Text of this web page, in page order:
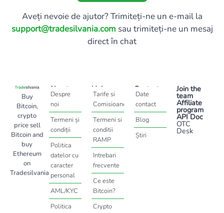
Aveți nevoie de ajutor? Trimiteți-ne un e-mail la
support@tradesilvania.com sau trimiteți-ne un mesaj
direct în chat
Buy
Bitcoin,
crypto
price sell
Bitcoin and
buy
Ethereum
on
Tradesilvania
About
Despre
noi
Termeni și
condiții
Politica
datelor cu
caracter
personal
AML/KYC
Politica
Help
Tarife si
Comisioane
Termeni si
conditii
RAMP
Intrebari
frecvente
Ce este
Bitcoin?
Crypto
Contact
Date
contact
Blog
Știri
Join the
team
Affiliate
program
API Doc
OTC
Desk